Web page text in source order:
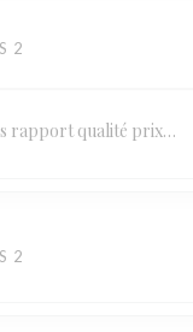
2
rapport qualité prix…
2